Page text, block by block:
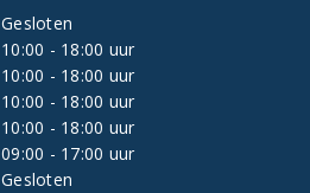
Gesloten
10:00 - 18:00 uur
10:00 - 18:00 uur
10:00 - 18:00 uur
10:00 - 18:00 uur
09:00 - 17:00 uur
Gesloten